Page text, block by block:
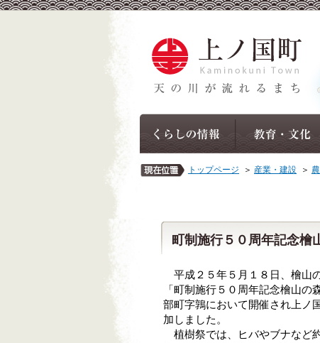
トップページ ＞ 産業・建設 ＞
町制施行５０周年記念檜
平成２５年５月１８日、檜山
「町制施行５０周年記念檜山の
部町字鶉において開催され上ノ
加しました。
植樹祭では、ヒバやブナなど